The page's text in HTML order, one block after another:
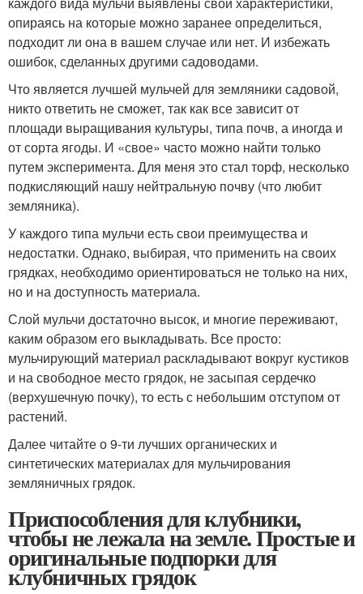
опираясь на которые можно заранее определиться,
подходит ли она в вашем случае или нет. И избежать
ошибок, сделанных другими садоводами.
Что является лучшей мульчей для земляники садовой,
никто ответить не сможет, так как все зависит от
площади выращивания культуры, типа почв, а иногда и
от сорта ягоды. И «свое» часто можно найти только
путем эксперимента. Для меня это стал торф, несколько
подкисляющий нашу нейтральную почву (что любит
земляника).
У каждого типа мульчи есть свои преимущества и
недостатки. Однако, выбирая, что применить на своих
грядках, необходимо ориентироваться не только на них,
но и на доступность материала.
Слой мульчи достаточно высок, и многие переживают,
каким образом его выкладывать. Все просто:
мульчирующий материал раскладывают вокруг кустиков
и на свободное место грядок, не засыпая сердечко
(верхушечную почку), то есть с небольшим отступом от
растений.
Далее читайте о 9-ти лучших органических и
синтетических материалах для мульчирования
земляничных грядок.
Приспособления для клубники,
чтобы не лежала на земле. Простые и
оригинальные подпорки для
клубничных грядок